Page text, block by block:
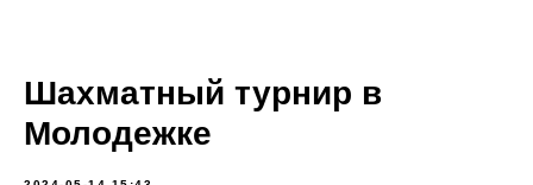
Шахматный турнир в
Молодежке